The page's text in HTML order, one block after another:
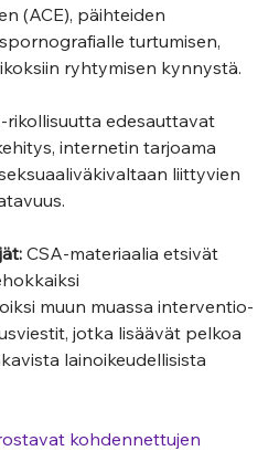
(ACE), päihteiden
turtumisen,
ryhtymisen kynnystä.
rikollisuutta edesauttavat
internetin tarjoama
liittyvien
CSA-materiaalia etsivät
muun muassa interventio-
jotka lisäävät pelkoa
lainoikeudellisista
kohdennettujen